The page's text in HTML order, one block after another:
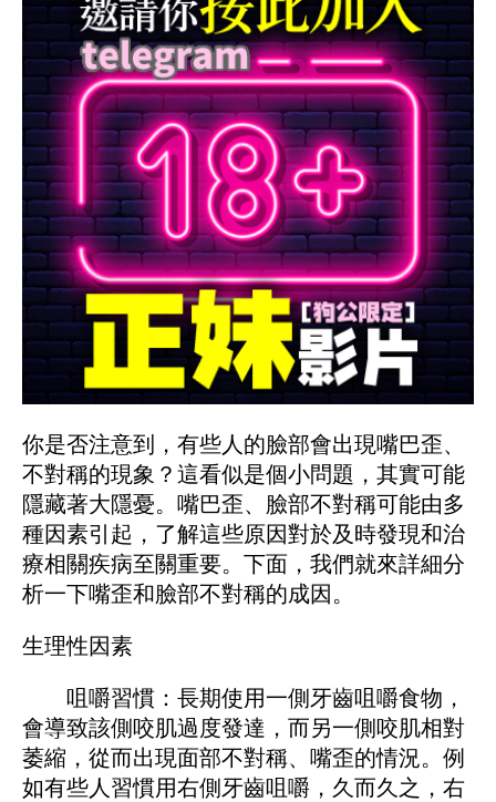
你是否注意到，有些人的臉部會出現嘴巴歪、
不對稱的現象？這看似是個小問題，其實可能
隱藏著大隱憂。嘴巴歪、臉部不對稱可能由多
種因素引起，了解這些原因對於及時發現和治
療相關疾病至關重要。下面，我們就來詳細分
析一下嘴歪和臉部不對稱的成因。
生理性因素
咀嚼習慣：長期使用一側牙齒咀嚼食物，
會導致該側咬肌過度發達，而另一側咬肌相對
萎縮，從而出現面部不對稱、嘴歪的情況。例
如有些人習慣用右側牙齒咀嚼，久而久之，右